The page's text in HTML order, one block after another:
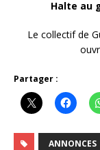
Halte au
Le collectif de
Partager :
ANNONCES